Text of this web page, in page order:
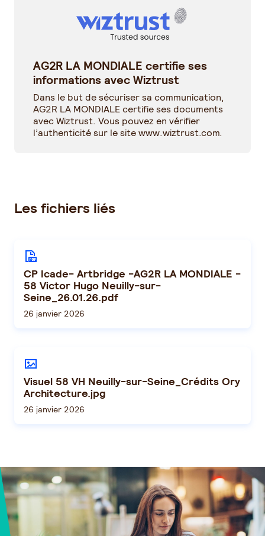
AG2R LA MONDIALE certifie ses
informations avec Wiztrust
Dans le but de sécuriser sa communication,
AG2R LA MONDIALE certifie ses documents
avec Wiztrust. Vous pouvez en vérifier
l’authenticité sur le sitewww.wiztrust.com.
Les fichiers liés
CP Icade- Artbridge -AG2R LA MONDIALE -
58 Victor Hugo Neuilly-sur-
Seine_26.01.26.pdf
26 janvier 2026
Visuel 58 VH Neuilly-sur-Seine_Crédits Ory
Architecture.jpg
26 janvier 2026